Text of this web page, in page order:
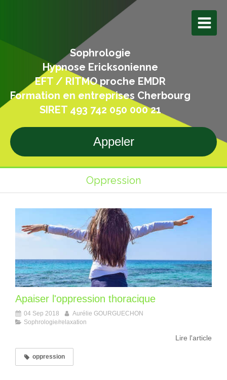
Sophrologie
Hypnose Ericksonienne
EFT / RITMO proche EMDR
Formation en entreprises Cherbourg
SIRET 493 742 050 000 21
Appeler
Oppression
Apaiser l'oppression thoracique
04 Sep 2018
Aurélie GOURGUECHON
Sophrologie/relaxation
Lire l'article
oppression